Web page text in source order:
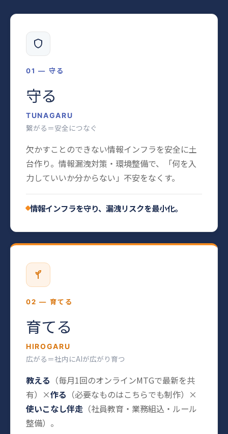
01 — 守る
守る
TUNAGARU
繋がる＝安全につなぐ
欠かすことのできない情報インフラを安全に土
台作り。情報漏洩対策・環境整備で、「何を入
力していいか分からない」不安をなくす。
情報インフラを守り、漏洩リスクを最小化。
02 — 育てる
育てる
HIROGARU
広がる＝社内にAIが広がり育つ
教える （毎月1回のオンラインMTGで最新を共
有）×作る （必要なものはこちらでも制作）×
使いこなし伴走 （社員教育・業務組込・ルール
整備）。